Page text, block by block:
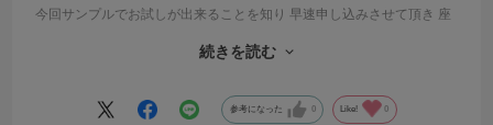
今回サンプルでお試しが出来ることを知り 早速申し込みさせて頂き 座
次の日 早速会社へ持っていきました。
数日 お試ししたところ よい商品だと思い 注文させて頂きました。
続きを読む
参考になった 0 Like! 0